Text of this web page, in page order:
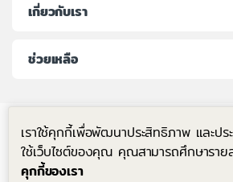
เกี่ยวกับเรา
ช่วยเหลือ
เราใช้คุกกี้เพื่อพัฒนาประสิทธิภาพ และป
ใช้เว็บไซต์ของคุณ คุณสามารถศึกษาราย
คุกกี้ของเรา